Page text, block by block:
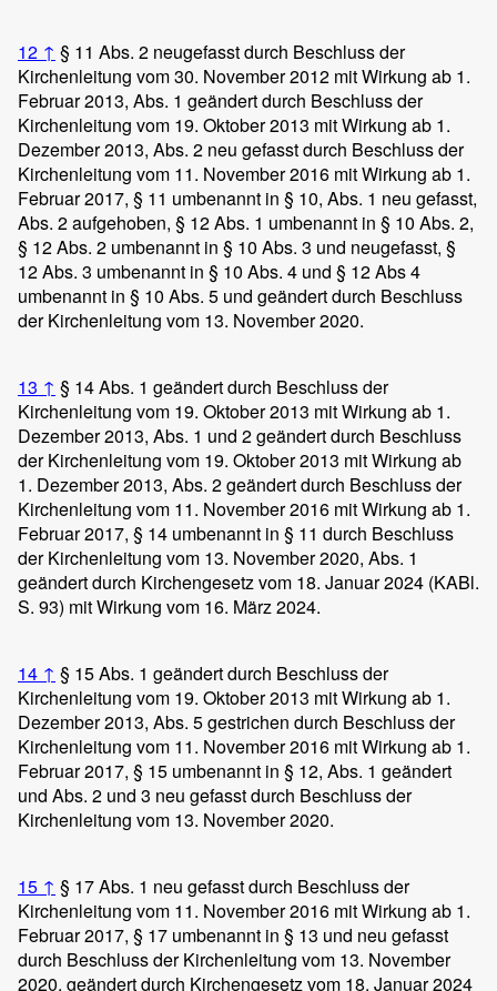
12 ↑ § 11 Abs. 2 neugefasst durch Beschluss der
Kirchenleitung vom 30. November 2012 mit Wirkung ab 1.
Februar 2013, Abs. 1 geändert durch Beschluss der
Kirchenleitung vom 19. Oktober 2013 mit Wirkung ab 1.
Dezember 2013, Abs. 2 neu gefasst durch Beschluss der
Kirchenleitung vom 11. November 2016 mit Wirkung ab 1.
Februar 2017, § 11 umbenannt in § 10, Abs. 1 neu gefasst,
Abs. 2 aufgehoben, § 12 Abs. 1 umbenannt in § 10 Abs. 2,
§ 12 Abs. 2 umbenannt in § 10 Abs. 3 und neugefasst, §
12 Abs. 3 umbenannt in § 10 Abs. 4 und § 12 Abs 4
umbenannt in § 10 Abs. 5 und geändert durch Beschluss
der Kirchenleitung vom 13. November 2020.
13 ↑ § 14 Abs. 1 geändert durch Beschluss der
Kirchenleitung vom 19. Oktober 2013 mit Wirkung ab 1.
Dezember 2013, Abs. 1 und 2 geändert durch Beschluss
der Kirchenleitung vom 19. Oktober 2013 mit Wirkung ab
1. Dezember 2013, Abs. 2 geändert durch Beschluss der
Kirchenleitung vom 11. November 2016 mit Wirkung ab 1.
Februar 2017, § 14 umbenannt in § 11 durch Beschluss
der Kirchenleitung vom 13. November 2020, Abs. 1
geändert durch Kirchengesetz vom 18. Januar 2024 (KABl.
S. 93) mit Wirkung vom 16. März 2024.
14 ↑ § 15 Abs. 1 geändert durch Beschluss der
Kirchenleitung vom 19. Oktober 2013 mit Wirkung ab 1.
Dezember 2013, Abs. 5 gestrichen durch Beschluss der
Kirchenleitung vom 11. November 2016 mit Wirkung ab 1.
Februar 2017, § 15 umbenannt in § 12, Abs. 1 geändert
und Abs. 2 und 3 neu gefasst durch Beschluss der
Kirchenleitung vom 13. November 2020.
15 ↑ § 17 Abs. 1 neu gefasst durch Beschluss der
Kirchenleitung vom 11. November 2016 mit Wirkung ab 1.
Februar 2017, § 17 umbenannt in § 13 und neu gefasst
durch Beschluss der Kirchenleitung vom 13. November
2020, geändert durch Kirchengesetz vom 18. Januar 2024